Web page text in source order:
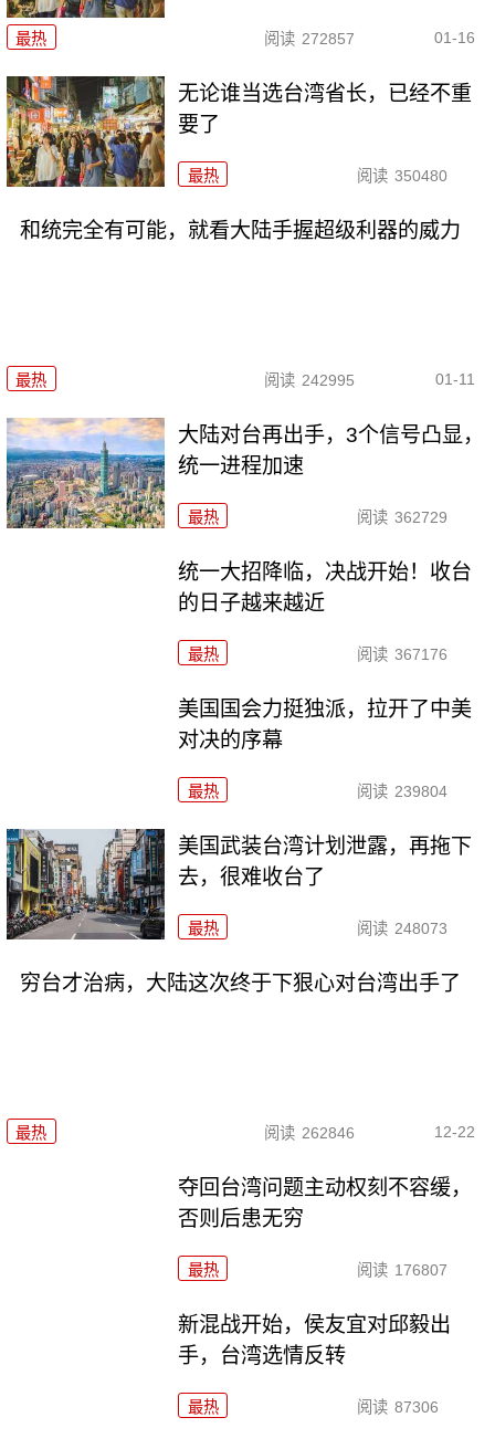
最热 阅读 272857 01-16
无论谁当选台湾省长，已经不重
要了
最热 阅读 350480
和统完全有可能，就看大陆手握超级利器的威力
最热 阅读 242995 01-11
大陆对台再出手，3个信号凸显，
统一进程加速
最热 阅读 362729
统一大招降临，决战开始！收台
的日子越来越近
最热 阅读 367176
美国国会力挺独派，拉开了中美
对决的序幕
最热 阅读 239804
美国武装台湾计划泄露，再拖下
去，很难收台了
最热 阅读 248073
穷台才治病，大陆这次终于下狠心对台湾出手了
最热 阅读 262846 12-22
夺回台湾问题主动权刻不容缓，
否则后患无穷
最热 阅读 176807
新混战开始，侯友宜对邱毅出
手，台湾选情反转
最热 阅读 87306